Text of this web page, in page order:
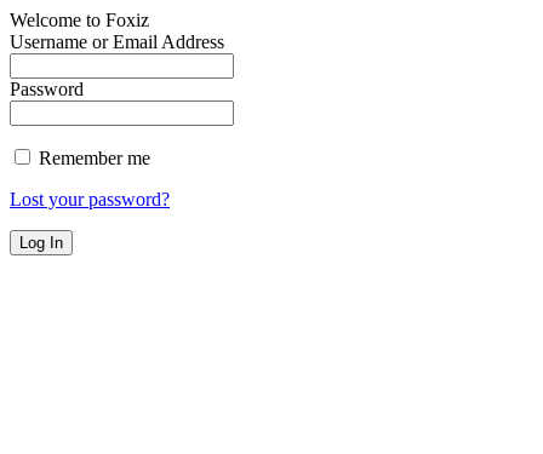
Welcome to Foxiz
Username or Email Address
Password
Remember me
Lost your password?